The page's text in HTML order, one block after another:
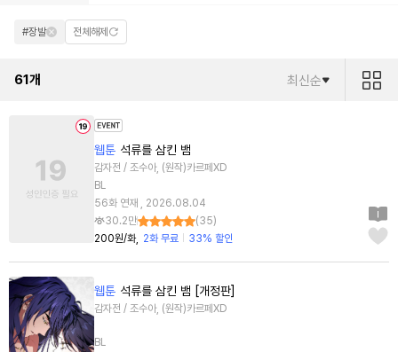
#장발 전체해제
61개 최신순
웹툰 석류를 삼킨 뱀
감자전 / 조수아, (원작)카르페XD
BL
56화 연재 , 2026.08.04
30.2만
(35)
200원/화
2화 무료 33% 할인
웹툰 석류를 삼킨 뱀 [개정판]
감자전 / 조수아, (원작)카르페XD
BL